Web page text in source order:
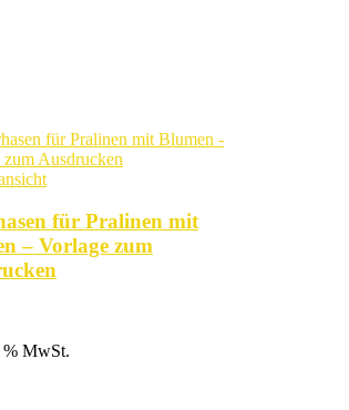
für Pralinen mit
– Vorlage zum
MwSt.